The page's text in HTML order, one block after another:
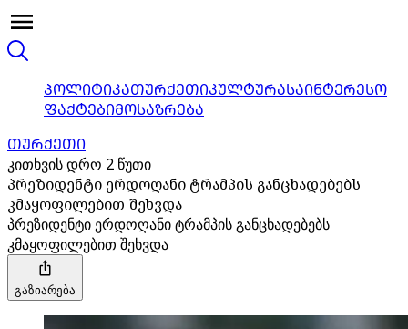
ᲞᲝᲚᲘᲢᲘᲙᲐᲗᲣᲠᲥᲔᲗᲘᲙᲣᲚᲢᲣᲠᲐᲡᲐᲘᲜᲢᲔᲠᲔᲡᲝ
ᲤᲐᲥᲢᲔᲑᲘᲛᲝᲡᲐᲖᲠᲔᲑᲐ
ᲗᲣᲠᲥᲔᲗᲘ
კითხვის დრო 2 წუთი
პრეზიდენტი ერდოღანი ტრამპის განცხადებებს
კმაყოფილებით შეხვდა
პრეზიდენტი ერდოღანი ტრამპის განცხადებებს
კმაყოფილებით შეხვდა
გაზიარება